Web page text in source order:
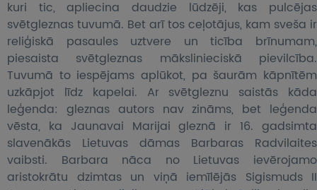
kuri tic, apliecina daudzie lūdzēji, kas pulcējas
svētgleznas tuvumā. Bet arī tos ceļotājus, kam sveša ir
reliģiskā pasaules uztvere un ticība brīnumam,
piesaista svētgleznas mākslinieciskā pievilcība.
Tuvumā to iespējams aplūkot, pa šaurām kāpnītēm
uzkāpjot līdz kapelai. Ar svētgleznu saistās kāda
leģenda: gleznas autors nav zināms, bet leģenda
vēsta, ka Jaunavai Marijai gleznā ir 16. gadsimta
slavenākās Lietuvas dāmas Barbaras Radvilaites
vaibsti. Barbara nāca no Lietuvas ievērojamo
aristokrātu dzimtas un viņā iemīlējās Sigismuds II